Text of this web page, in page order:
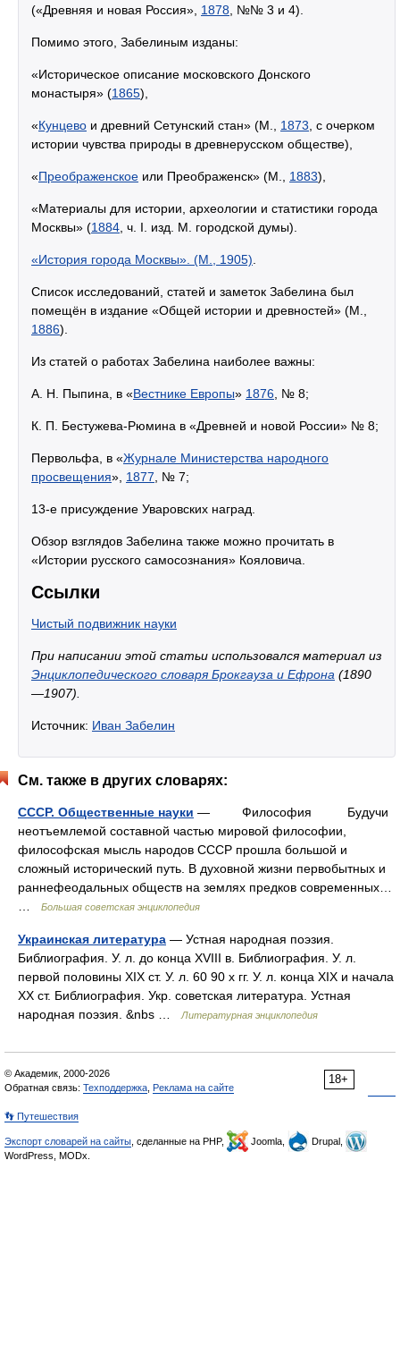
(«Древняя и новая Россия», 1878 , №№ 3 и 4).
Помимо этого, Забелиным изданы:
«Историческое описание московского Донского
монастыря» (1865),
«Кунцево и древний Сетунский стан» (М., 1873 , с очерком
истории чувства природы в древнерусском обществе),
«Преображенское или Преображенск» (М., 1883),
«Материалы для истории, археологии и статистики города
Москвы» (1884 , ч. I. изд. М. городской думы).
«История города Москвы». (М., 1905)
Список исследований, статей и заметок Забелина был
помещён в издание «Общей истории и древностей» (М.,
1886).
Из статей о работах Забелина наиболее важны:
А. Н. Пыпина, в «Вестнике Европы» 1876 , № 8;
К. П. Бестужева-Рюмина в «Древней и новой России» № 8;
Первольфа, в «Журнале Министерства народного
просвещения», 1877 , № 7;
13-е присуждение Уваровских наград.
Обзор взглядов Забелина также можно прочитать в
«Истории русского самосознания» Кояловича.
Ссылки
Чистый подвижник науки
При написании этой статьи использовался материал из
Энциклопедического словаря Брокгауза и Ефрона (1890
—1907).
Источник: Иван Забелин
См. также в других словарях:
СССР. Общественные науки — Философия Будучи
неотъемлемой составной частью мировой философии,
философская мысль народов СССР прошла большой и
сложный исторический путь. В духовной жизни первобытных и
раннефеодальных обществ на землях предков современных…
Большая советская энциклопедия
Украинская литература — Устная народная поэзия.
Библиография. У. л. до конца XVIII в. Библиография. У. л.
первой половины XIX ст. У. л. 60 90 х гг. У. л. конца XIX и начала
XX ст. Библиография. Укр. советская литература. Устная
народная поэзия. &nbs …
Литературная энциклопедия
18+
© Академик, 2000-2026
Обратная связь: Техподдержка Реклама на сайте
👣 Путешествия
Экспорт словарей на сайты , сделанные на PHP, Joomla,
Drupal,
WordPress, MODx.